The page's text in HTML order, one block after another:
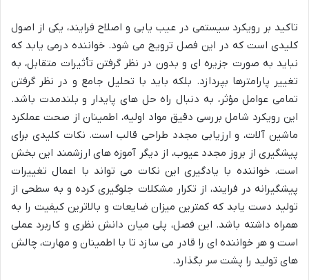
تاکید بر رویکرد سیستمی در عیب یابی و اصلاح فرایند، یکی از اصول
کلیدی است که در این فصل ترویج می شود. خواننده درمی یابد که
نباید به صورت جزیره ای و بدون در نظر گرفتن تأثیرات متقابل، به
تغییر پارامترها بپردازد. بلکه باید با تحلیل جامع و در نظر گرفتن
تمامی عوامل مؤثر، به دنبال راه حل های پایدار و بلندمدت باشد.
این رویکرد شامل بررسی دقیق مواد اولیه، اطمینان از صحت عملکرد
ماشین آلات، و ارزیابی مجدد طراحی قالب است. نکات کلیدی برای
پیشگیری از بروز مجدد عیوب، از دیگر آموزه های ارزشمند این بخش
است. خواننده با یادگیری این نکات می تواند با اعمال تغییرات
پیشگیرانه در فرایند، از تکرار مشکلات جلوگیری کرده و به سطحی از
تولید دست یابد که کمترین میزان ضایعات و بالاترین کیفیت را به
همراه داشته باشد. این فصل، پلی میان دانش نظری و کاربرد عملی
است و هر خواننده ای را قادر می سازد تا با اطمینان و مهارت، چالش
های تولید را پشت سر بگذارد.